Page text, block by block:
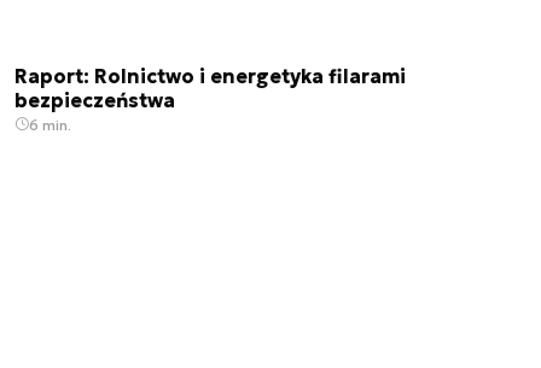
Raport: Rolnictwo i energetyka filarami
bezpieczeństwa
6 min.